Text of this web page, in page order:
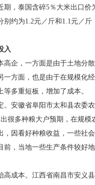
，泰国含碎5％大米出口价
约为1.2元／斤和1.1元／
入
企，一方面是由于土地分
一方面，也是由于在规模化
多重短板，增加了成本。
安徽省阜阳市太和县农委
很多种粮大户预期，在规
因看好种粮收益，一些社
，当地一些生产条件较好
成本。江西省南昌市安义